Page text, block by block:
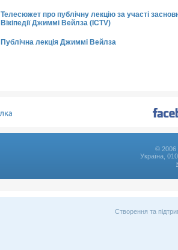
Телесюжет про публічну лекцію за участі
Вікіпедії Джиммі Вейлза (ICTV)
Публічна лекція Джиммі Вейлза
© 2006
Україна,
Створення та